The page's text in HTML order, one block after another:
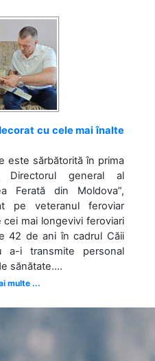
cu cele mai înalte
este sărbătorită în prima
general al
Ferată din Moldova”,
pe veteranul feroviar
mai longevivi feroviari
42 de ani în cadrul Căii
a-i transmite personal
sănătate....
multe ...